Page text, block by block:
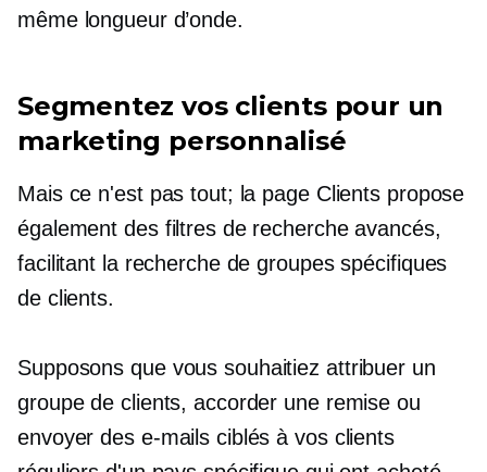
même longueur d’onde.
Segmentez vos clients pour un
marketing personnalisé
Mais ce n'est pas tout; la page Clients propose
également des filtres de recherche avancés,
facilitant la recherche de groupes spécifiques
de clients.
Supposons que vous souhaitiez attribuer un
groupe de clients, accorder une remise ou
envoyer des e-mails ciblés à vos clients